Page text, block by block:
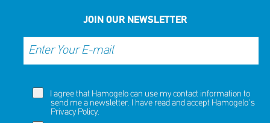
JOIN OUR NEWSLETTER
I agree that Hamogelo can use my contact information to
send me a newsletter. I have read and accept Hamogelo's
Privacy Policy.